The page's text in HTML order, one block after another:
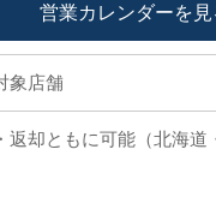
営業カレンダーを見
象店舗
返却ともに可能（北海道